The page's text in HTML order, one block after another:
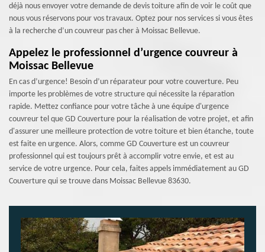
déjà nous envoyer votre demande de devis toiture afin de voir le coût que
nous vous réservons pour vos travaux. Optez pour nos services si vous êtes
à la recherche d’un couvreur pas cher à Moissac Bellevue.
Appelez le professionnel d’urgence couvreur à
Moissac Bellevue
En cas d’urgence! Besoin d’un réparateur pour votre couverture. Peu
importe les problèmes de votre structure qui nécessite la réparation
rapide. Mettez confiance pour votre tâche à une équipe d'urgence
couvreur tel que GD Couverture pour la réalisation de votre projet, et afin
d'assurer une meilleure protection de votre toiture et bien étanche, toute
est faite en urgence. Alors, comme GD Couverture est un couvreur
professionnel qui est toujours prêt à accomplir votre envie, et est au
service de votre urgence. Pour cela, faites appels immédiatement au GD
Couverture qui se trouve dans Moissac Bellevue 83630.